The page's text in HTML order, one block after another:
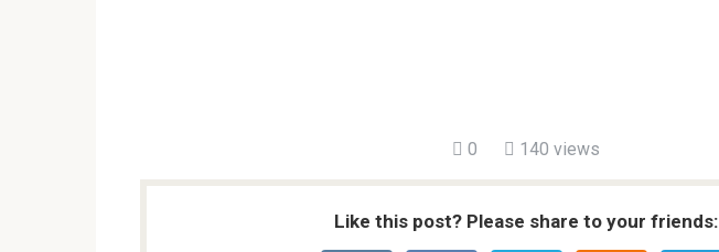
0 140 views
Like this post? Please share to your friends: